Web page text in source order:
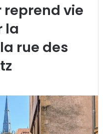
reprend vie
la
rue des